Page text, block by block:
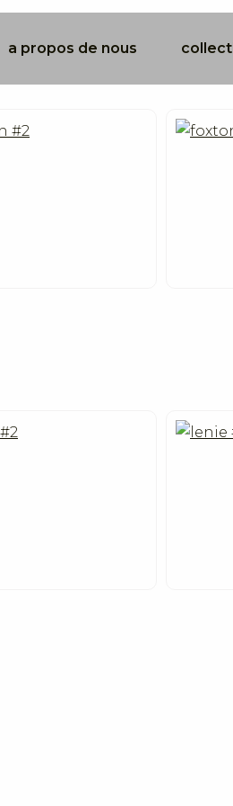
a propos de nous